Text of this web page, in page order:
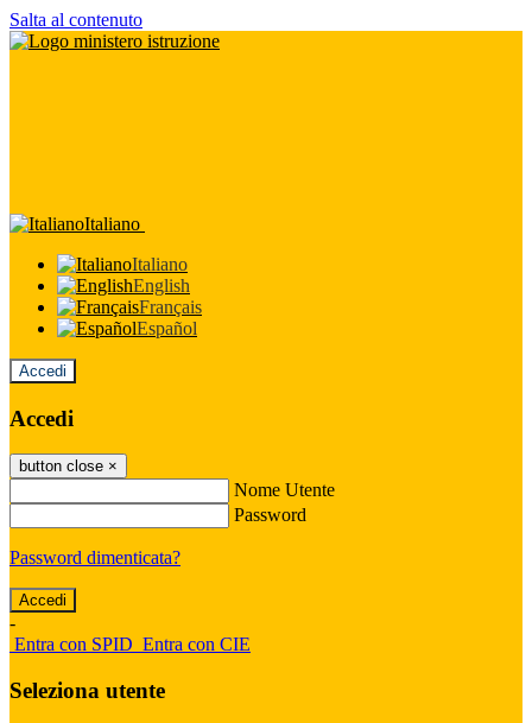
Salta al contenuto
Italiano
Italiano
English
Français
Español
Accedi
Accedi
button close ×
Nome Utente
Password
Password dimenticata?
-
Entra con SPID Entra con CIE
Seleziona utente